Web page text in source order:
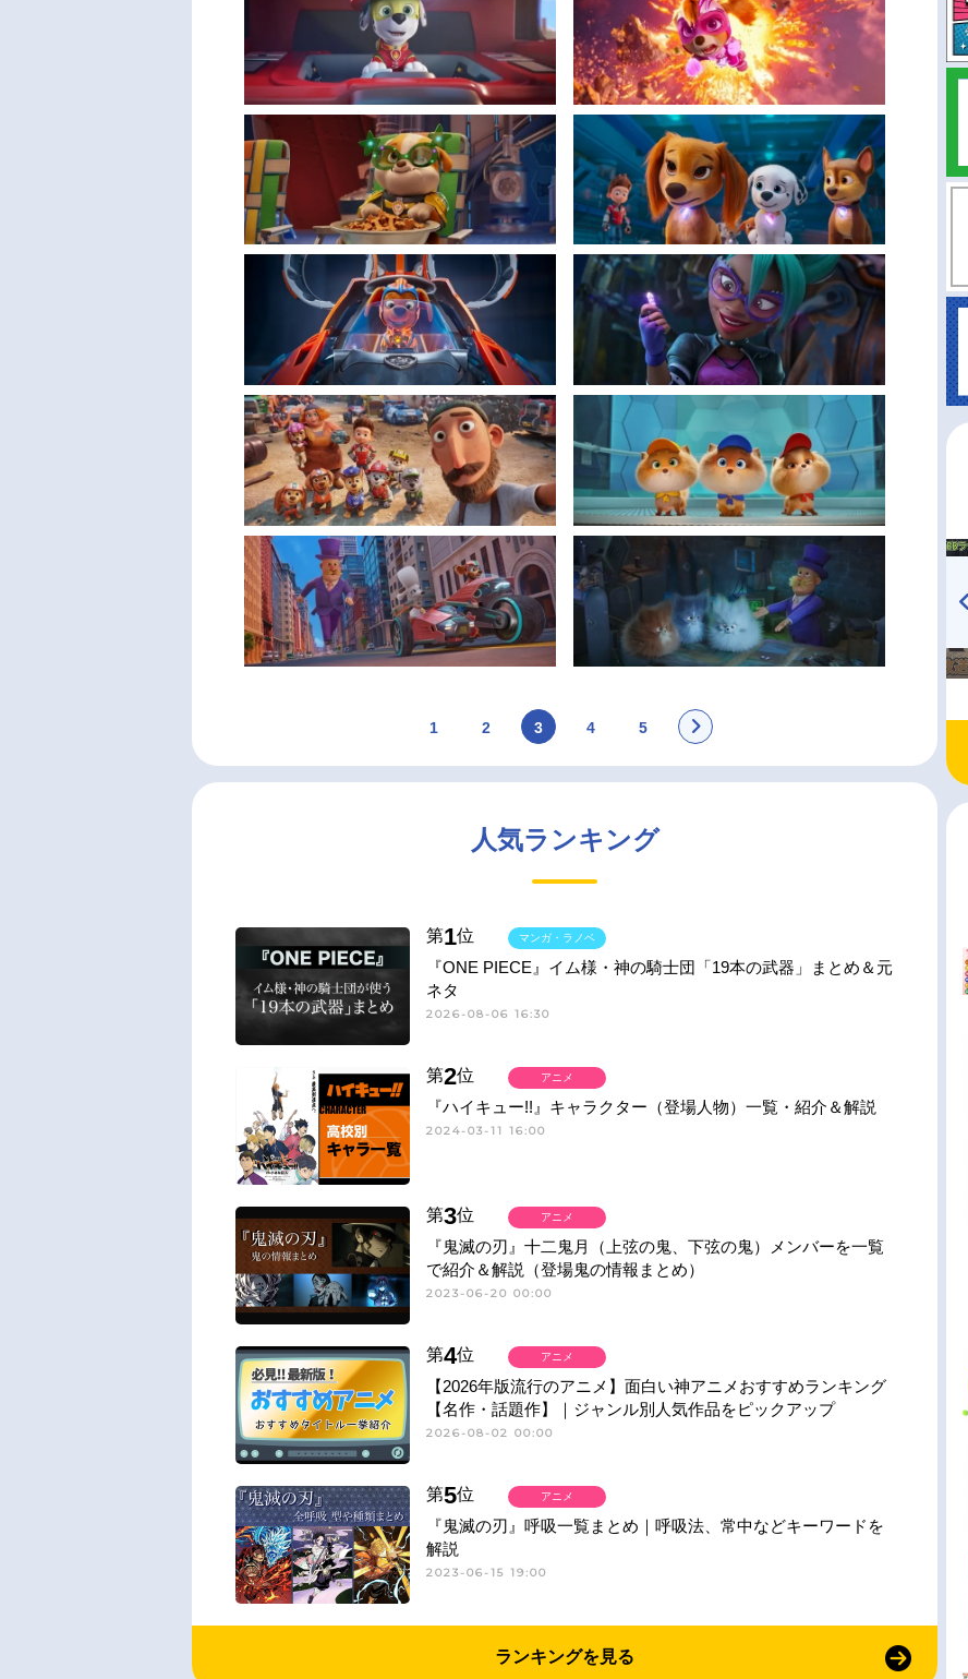
1 2 3 4 5
人気ランキング
第1位
『ONE PIECE』イム様・神の騎士団「19本の武器」まとめ＆元
ネタ
2026-08-06 16:30
マンガ・ラノベ
第2位
『ハイキュー!!』キャラクター（登場人物）一覧・紹介＆解説
2024-03-11 16:00
アニメ
第3位
『鬼滅の刃』十二鬼月（上弦の鬼、下弦の鬼）メンバーを一覧
で紹介＆解説（登場鬼の情報まとめ）
2023-06-20 00:00
アニメ
第4位
【2026年版流行のアニメ】面白い神アニメおすすめランキング
【名作・話題作】｜ジャンル別人気作品をピックアップ
2026-08-02 00:00
アニメ
第5位
『鬼滅の刃』呼吸一覧まとめ｜呼吸法、常中などキーワードを
解説
2023-06-15 19:00
アニメ
ランキングを見る
TVアニメ『戦隊大失格』
radio 大直会 2nd season
ハイキュー!! 烏野高校放送部!